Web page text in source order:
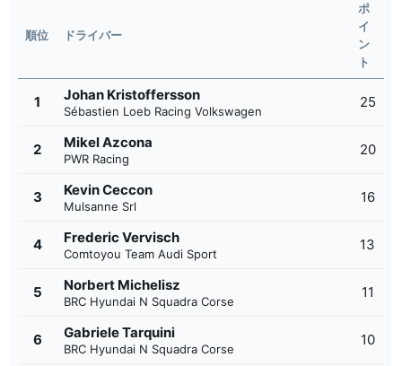
順位 ドライバー
ポ
イ
ン
ト
1 Johan Kristoffersson
Sébastien Loeb Racing Volkswagen
25
2 Mikel Azcona
PWR Racing
20
3 Kevin Ceccon
Mulsanne Srl
16
4 Frederic Vervisch
Comtoyou Team Audi Sport
13
5 Norbert Michelisz
BRC Hyundai N Squadra Corse
11
6 Gabriele Tarquini
BRC Hyundai N Squadra Corse
10